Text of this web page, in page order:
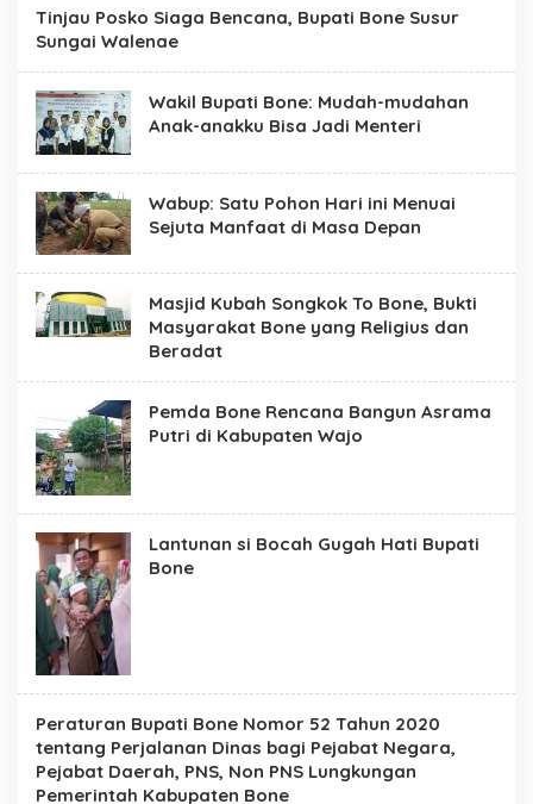
b
u
t
e
n
B
o
n
e
Tinjau Posko Siaga Bencana, Bupati Bone Susur
Sungai Walenae
Wakil Bupati Bone: Mudah-mudahan
Anak-anakku Bisa Jadi Menteri
Wabup: Satu Pohon Hari ini Menuai
Sejuta Manfaat di Masa Depan
Masjid Kubah Songkok To Bone, Bukti
Masyarakat Bone yang Religius dan
Beradat
Pemda Bone Rencana Bangun Asrama
Putri di Kabupaten Wajo
Lantunan si Bocah Gugah Hati Bupati
Bone
Peraturan Bupati Bone Nomor 52 Tahun 2020
tentang Perjalanan Dinas bagi Pejabat Negara,
Pejabat Daerah, PNS, Non PNS Lungkungan
Pemerintah Kabupaten Bone